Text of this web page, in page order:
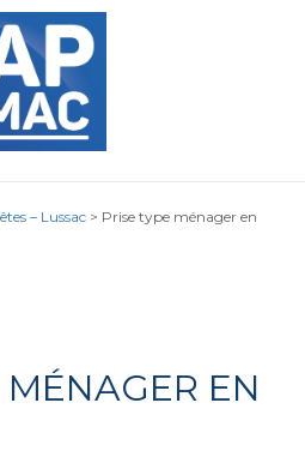
– Lussac > Prise type ménager en
MÉNAGER EN